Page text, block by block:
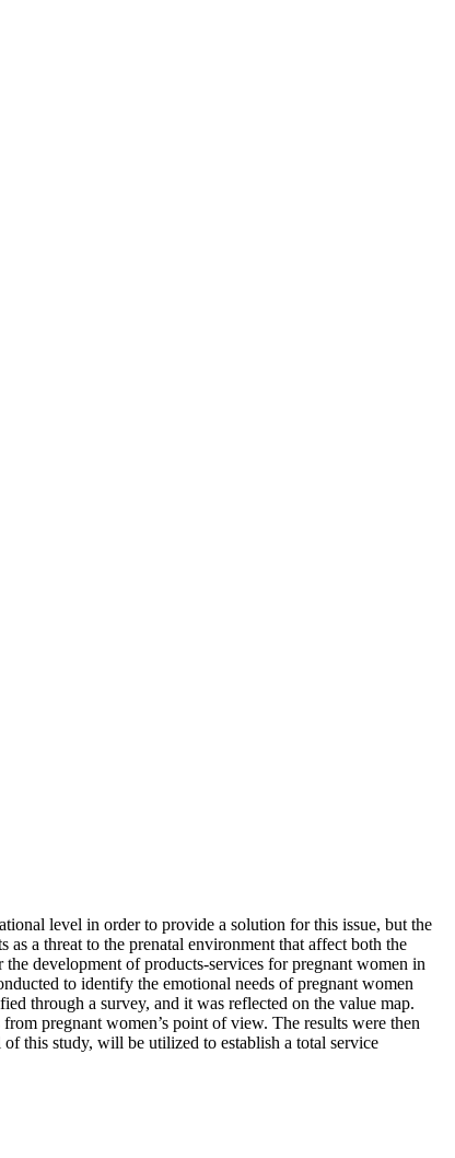
level in order to provide a solution for this issue, but the
a threat to the prenatal environment that affect both the
development of products-services for pregnant women in
to identify the emotional needs of pregnant women
through a survey, and it was reflected on the value map.
pregnant women’s point of view. The results were then
this study, will be utilized to establish a total service